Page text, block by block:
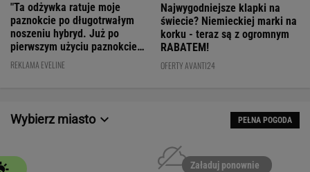
"Ta odżywka ratuje moje
paznokcie po długotrwałym
noszeniu hybryd. Już po
pierwszym użyciu paznokcie
są utwardzone"
REKLAMA EVELINE
Najwygodniejsze klapki na
świecie? Niemieckiej marki na
korku - teraz są z ogromnym
RABATEM!
OFERTY AVANTI24
Wybierz miasto PEŁNA POGODA
Załaduj ponownie